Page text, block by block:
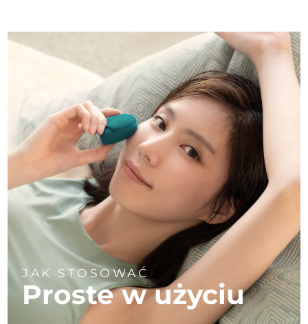
JAK STOSOWAĆ
Proste w użyciu